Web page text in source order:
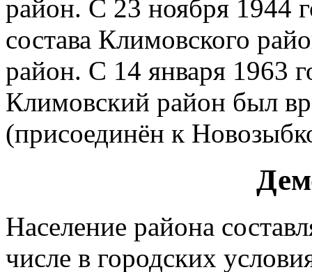
район. С 23 ноября 1944
состава Климовского
район. С 14 января 1963
Климовский район был
(присоединён к
Население района
числе в городских